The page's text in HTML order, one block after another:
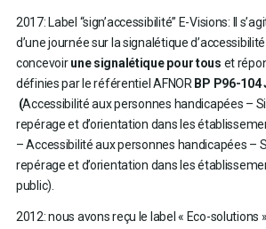
2017: Label “sign’accessibilité” E-Visions: Il
d’une journée sur la signalétique
concevoirune signalétique pour tous et
définies par le référentiel AFNOR BP P96-104
(Accessibilité aux personnes handicapées –
repérage et d’orientation dans les
– Accessibilité aux personnes handicapées –
repérage et d’orientation dans les
public).
2012: nous avons reçu le label « Eco-solutions